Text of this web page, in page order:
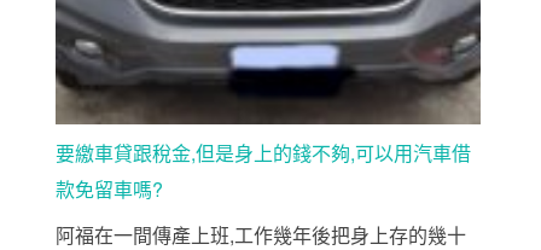
要繳車貸跟稅金,但是身上的錢不夠,可以用汽車借
款免留車嗎?
阿福在一間傳產上班,工作幾年後把身上存的幾十